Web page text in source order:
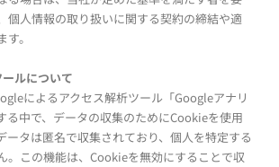
個人情報の取り扱いに関する契約の締結や適
。
ルについて
によるアクセス解析ツール「Googleアナリ
る中で、データの収集のためにCookieを使用
ータは匿名で収集されており、個人を特定する
。この機能は、Cookieを無効にすることで収